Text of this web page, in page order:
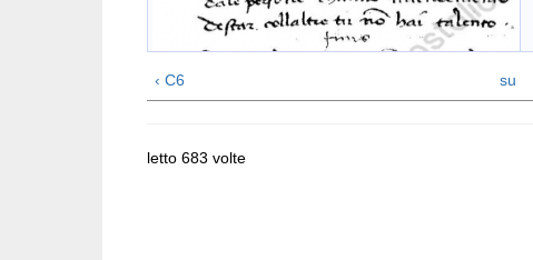
‹ C6 su
letto 683 volte